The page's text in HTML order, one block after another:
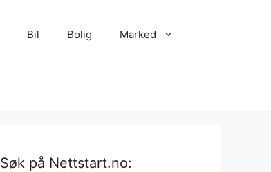
Bil Bolig Marked
Søk på Nettstart.no: